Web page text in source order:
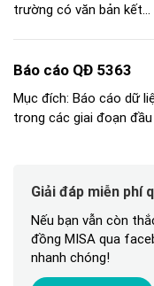
trường có văn bản kết...
Báo cáo QĐ 5363
Mục đích: Báo cáo dữ
trong các giai đoạn đầu
Giải đáp miễn phí
Nếu bạn vẫn còn
đồng MISA qua
nhanh chóng!